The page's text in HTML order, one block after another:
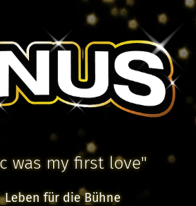
was my first love"
Leben für die Bühne